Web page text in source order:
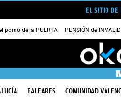
EL SITIO DE
pomo de la PUERTA PENSIÓN de
BALEARES COMUNIDAD